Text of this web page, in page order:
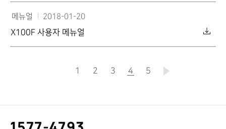
메뉴얼
X100F 사용자 메뉴얼
2018-01-20
1 2 3 4
현재
5
고